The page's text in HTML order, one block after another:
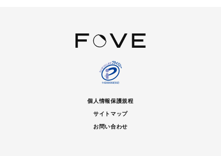
個人情報保護規程
サイトマップ
お問い合わせ